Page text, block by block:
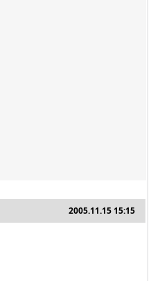
2005.11.15 15:15